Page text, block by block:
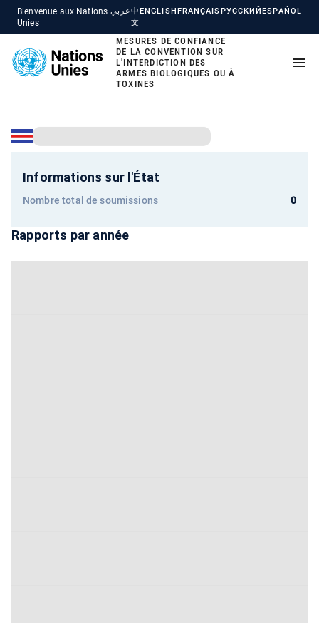
Bienvenue aux Nations
Unies
عربي中
文
ENGLISHFRANÇAISРУССКИЙESPAÑOL
MESURES DE CONFIANCE
DE LA CONVENTION SUR
L'INTERDICTION DES
ARMES BIOLOGIQUES OU À
TOXINES
Rapports par année
Informations sur l'État
Nombre total de soumissions 0